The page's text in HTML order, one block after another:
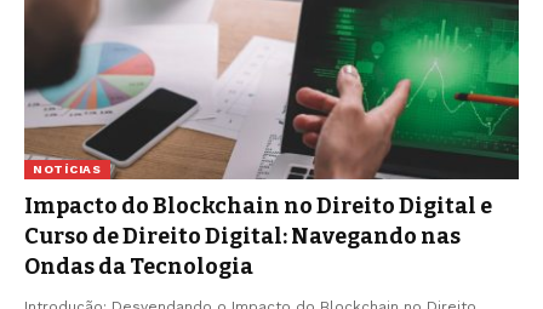
NOTÍCIAS
Impacto do Blockchain no Direito Digital e
Curso de Direito Digital: Navegando nas
Ondas da Tecnologia